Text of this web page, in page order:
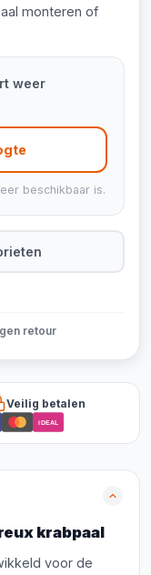
monteren of
weer
beschikbaar is.
retour
Veilig betalen
iDEAL
krabpaal
voor de